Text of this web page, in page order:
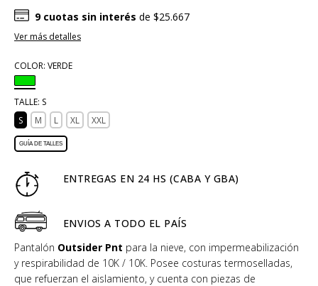
9 cuotas sin interés de $25.667
Ver más detalles
COLOR: VERDE
TALLE: S
S
M L XL XXL
GUÍA DE TALLES
ENTREGAS EN 24 HS (CABA Y GBA)
ENVIOS A TODO EL PAÍS
Pantalón Outsider Pnt para la nieve, con impermeabilización
y respirabilidad de 10K / 10K. Posee costuras termoselladas,
que refuerzan el aislamiento, y cuenta con piezas de